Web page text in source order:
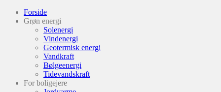
Forside
Grøn energi
Solenergi
Vindenergi
Geotermisk energi
Vandkraft
Bølgeenergi
Tidevandskraft
For boligejere